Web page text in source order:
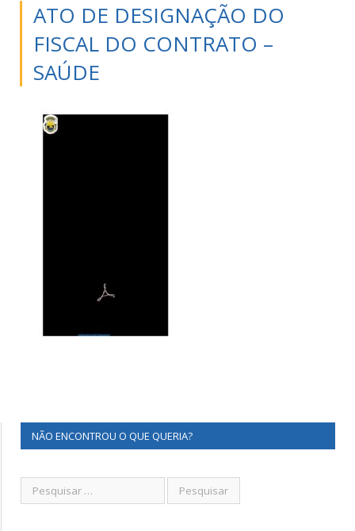
ATO DE DESIGNAÇÃO DO
FISCAL DO CONTRATO –
SAÚDE
NÃO ENCONTROU O QUE QUERIA?